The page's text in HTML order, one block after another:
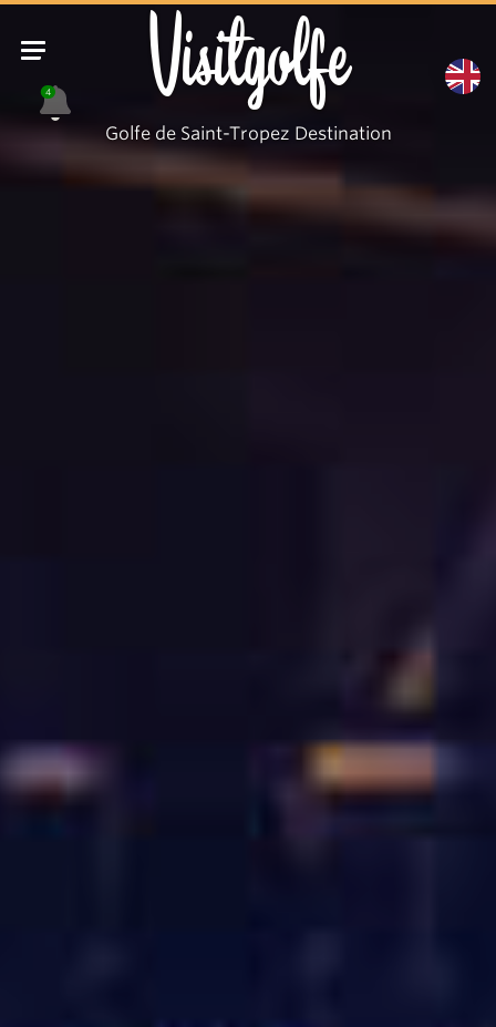
4 Visitgolfe
Golfe de Saint-Tropez Destination